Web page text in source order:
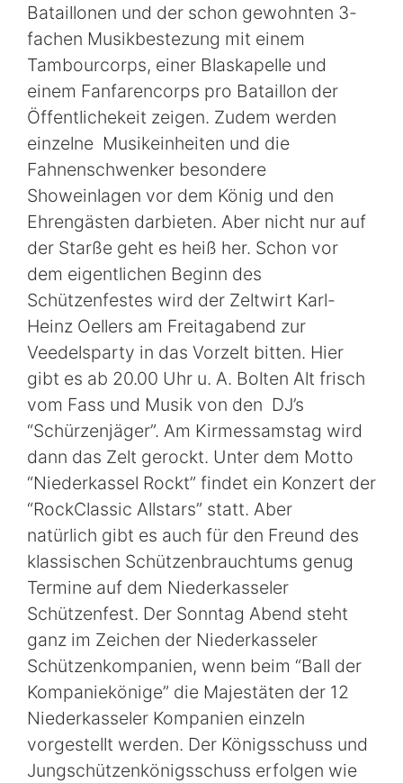
Bataillonen und der schon gewohnten 3-
fachen Musikbestezung mit einem
Tambourcorps, einer Blaskapelle und
einem Fanfarencorps pro Bataillon der
Öffentlichekeit zeigen. Zudem werden
einzelne Musikeinheiten und die
Fahnenschwenker besondere
Showeinlagen vor dem König und den
Ehrengästen darbieten. Aber nicht nur auf
der Starße geht es heiß her. Schon vor
dem eigentlichen Beginn des
Schützenfestes wird der Zeltwirt Karl-
Heinz Oellers am Freitagabend zur
Veedelsparty in das Vorzelt bitten. Hier
gibt es ab 20.00 Uhr u. A. Bolten Alt frisch
vom Fass und Musik von den DJ’s
“Schürzenjäger”. Am Kirmessamstag wird
dann das Zelt gerockt. Unter dem Motto
“Niederkassel Rockt” findet ein Konzert der
“RockClassic Allstars” statt. Aber
natürlich gibt es auch für den Freund des
klassischen Schützenbrauchtums genug
Termine auf dem Niederkasseler
Schützenfest. Der Sonntag Abend steht
ganz im Zeichen der Niederkasseler
Schützenkompanien, wenn beim “Ball der
Kompaniekönige” die Majestäten der 12
Niederkasseler Kompanien einzeln
vorgestellt werden. Der Königsschuss und
Jungschützenkönigsschuss erfolgen wie